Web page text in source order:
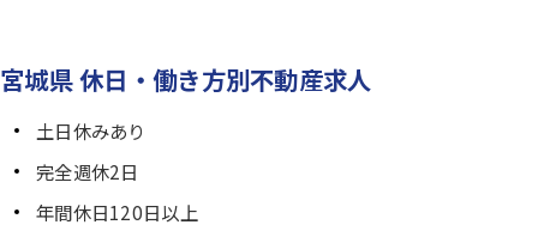
宮城県 休日・働き方別不動産求人
土日休みあり
完全週休2日
年間休日120日以上